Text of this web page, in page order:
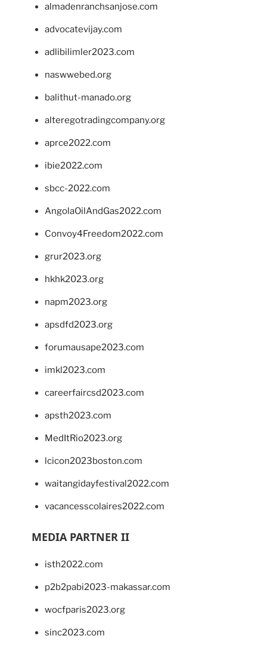
almadenranchsanjose.com
advocatevijay.com
adlibilimler2023.com
naswwebed.org
balithut-manado.org
alteregotradingcompany.org
aprce2022.com
ibie2022.com
sbcc-2022.com
AngolaOilAndGas2022.com
Convoy4Freedom2022.com
grur2023.org
hkhk2023.org
napm2023.org
apsdfd2023.org
forumausape2023.com
imkl2023.com
careerfaircsd2023.com
apsth2023.com
MedItRio2023.org
lcicon2023boston.com
waitangidayfestival2022.com
vacancesscolaires2022.com
MEDIA PARTNER II
isth2022.com
p2b2pabi2023-makassar.com
wocfparis2023.org
sinc2023.com